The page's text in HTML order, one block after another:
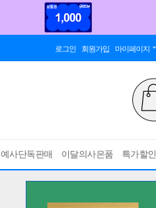
로그인 회원가입 마이페이지
예사단독판매 이달의사은품 특가할인